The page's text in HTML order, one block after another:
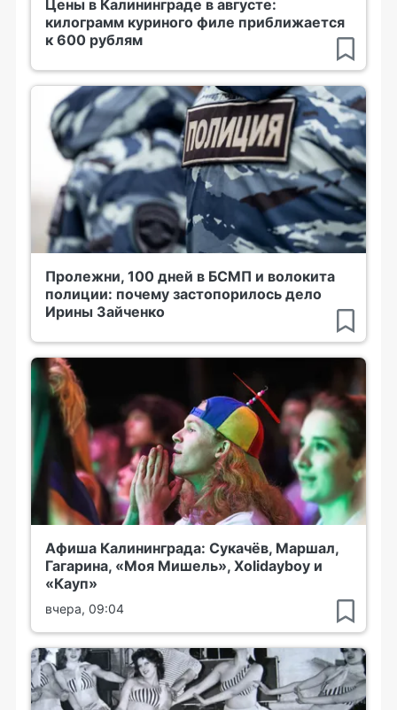
Цены в Калининграде в августе:
килограмм куриного филе приближается
к 600 рублям
Пролежни, 100 дней в БСМП и волокита
полиции: почему застопорилось дело
Ирины Зайченко
Афиша Калининграда: Сукачёв, Маршал,
Гагарина, «Моя Мишель», Xolidayboy и
«Кауп»
вчера, 09:04